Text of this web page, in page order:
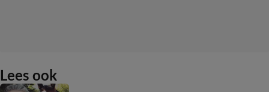
Lees ook